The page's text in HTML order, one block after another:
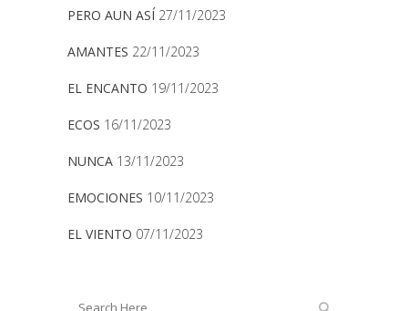
PERO AUN ASÍ 27/11/2023
AMANTES 22/11/2023
EL ENCANTO 19/11/2023
ECOS 16/11/2023
NUNCA 13/11/2023
EMOCIONES 10/11/2023
EL VIENTO 07/11/2023